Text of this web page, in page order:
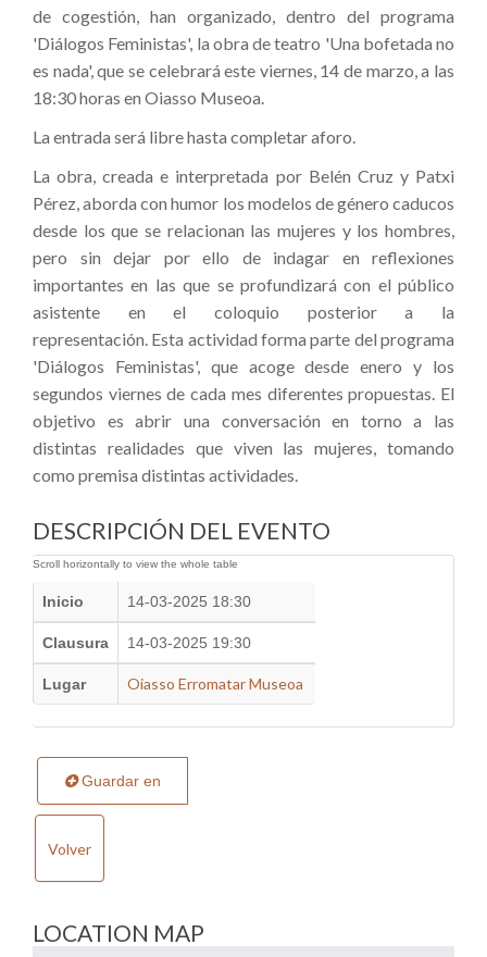
de cogestión, han organizado, dentro del programa
'Diálogos Feministas', la obra de teatro 'Una bofetada no
es nada', que se celebrará este viernes, 14 de marzo, a las
18:30 horas en Oiasso Museoa.
La entrada será libre hasta completar aforo.
La obra, creada e interpretada por Belén Cruz y Patxi
Pérez, aborda con humor los modelos de género caducos
desde los que se relacionan las mujeres y los hombres,
pero sin dejar por ello de indagar en reflexiones
importantes en las que se profundizará con el público
asistente en el coloquio posterior a la
representación. Esta actividad forma parte del programa
'Diálogos Feministas', que acoge desde enero y los
segundos viernes de cada mes diferentes propuestas. El
objetivo es abrir una conversación en torno a las
distintas realidades que viven las mujeres, tomando
como premisa distintas actividades.
DESCRIPCIÓN DEL EVENTO
Inicio 14-03-2025 18:30
Clausura 14-03-2025 19:30
Lugar Oiasso Erromatar Museoa
Guardar en
Volver
LOCATION MAP